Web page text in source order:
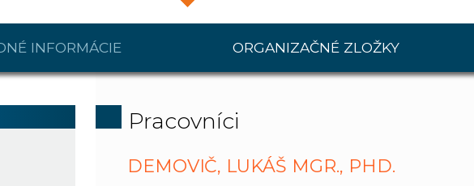
INFORMÁCIE ORGANIZAČNÉ ZLOŽKY
Pracovníci
DEMOVIČ, LUKÁŠ MGR., PHD.